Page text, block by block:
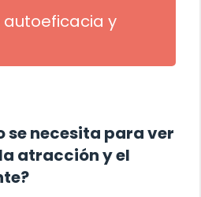
autoeficacia y
se necesita para ver
atracción y el